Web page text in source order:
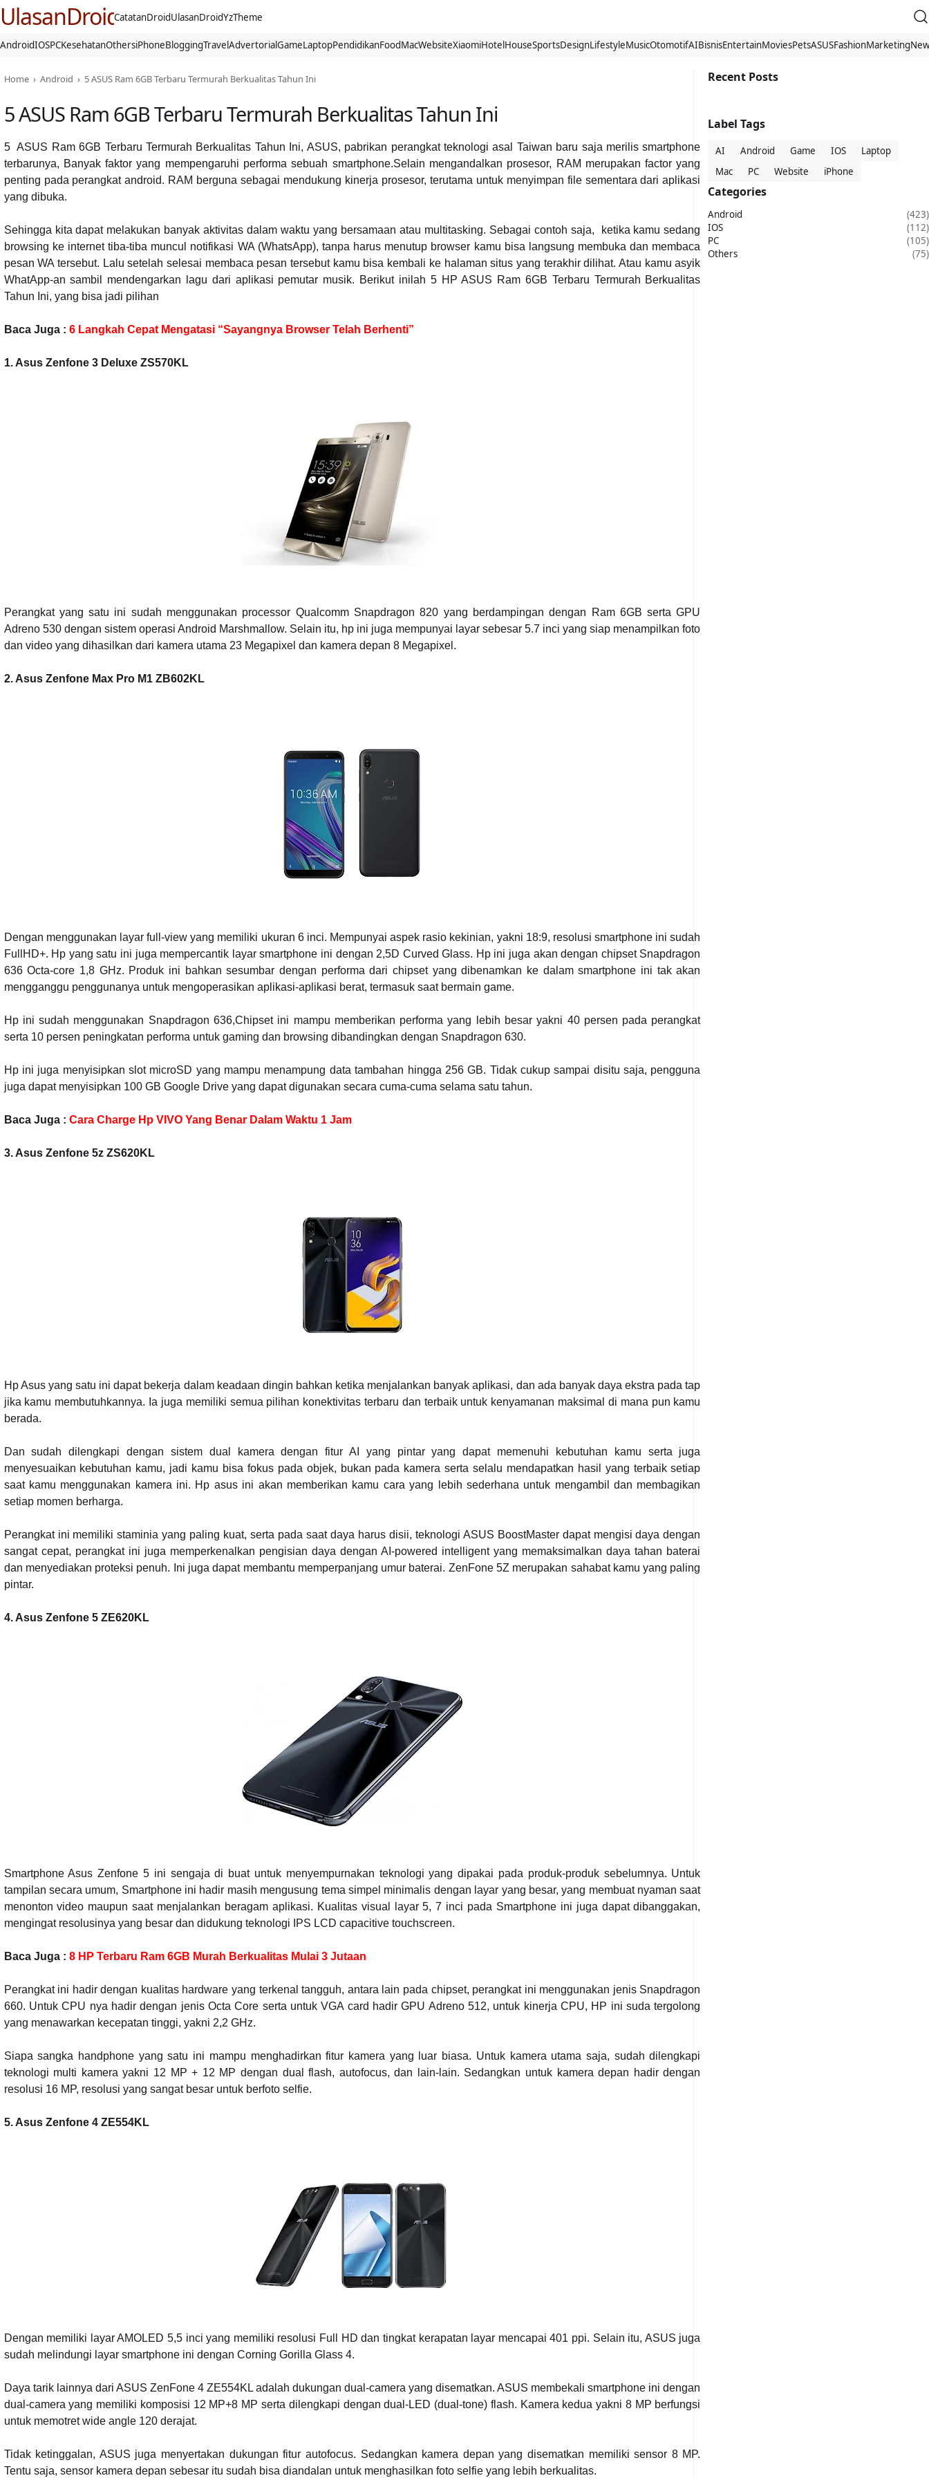
UlasanDroidCatatanDroidUlasanDroidYzTheme
AndroidIOSPCKesehatanOthersiPhoneBloggingTravelAdvertorialGameLaptopPendidikanFoodMacWebsiteXiaomiHotelHouseSportsDesignLifestyleMusicOtomotifAIBisnisEntertainMoviesPetsASUSFashionMarketing
Home › Android › 5 ASUS Ram 6GB Terbaru Termurah Berkualitas Tahun Ini
5 ASUS Ram 6GB Terbaru Termurah Berkualitas Tahun Ini
5 ASUS Ram 6GB Terbaru Termurah Berkualitas Tahun Ini, ASUS, pabrikan perangkat teknologi asal Taiwan baru saja merilis smartphone
terbarunya, Banyak faktor yang mempengaruhi performa sebuah smartphone.Selain mengandalkan prosesor, RAM merupakan factor yang
penting pada perangkat android. RAM berguna sebagai mendukung kinerja prosesor, terutama untuk menyimpan file sementara dari aplikasi
yang dibuka.
Sehingga kita dapat melakukan banyak aktivitas dalam waktu yang bersamaan atau multitasking. Sebagai contoh saja,
ketika kamu sedang
browsing ke internet tiba-tiba muncul notifikasi WA (WhatsApp), tanpa harus menutup browser kamu bisa langsung membuka dan membaca
pesan WA tersebut. Lalu setelah selesai membaca pesan tersebut kamu bisa kembali ke halaman situs yang terakhir dilihat. Atau kamu asyik
WhatApp-an sambil mendengarkan lagu dari aplikasi pemutar musik. Berikut inilah 5 HP ASUS Ram 6GB Terbaru Termurah Berkualitas
Tahun Ini, yang bisa jadi pilihan
Baca Juga : 6 Langkah Cepat Mengatasi “Sayangnya Browser Telah Berhenti”
1. Asus Zenfone 3 Deluxe ZS570KL
Perangkat yang satu ini sudah menggunakan processor Qualcomm Snapdragon 820 yang berdampingan dengan Ram 6GB serta GPU
Adreno 530 dengan sistem operasi Android Marshmallow. Selain itu, hp ini juga mempunyai layar sebesar 5.7 inci yang siap menampilkan foto
dan video yang dihasilkan dari kamera utama 23 Megapixel dan kamera depan 8 Megapixel.
2. Asus Zenfone Max Pro M1 ZB602KL
Dengan menggunakan layar full-view yang memiliki ukuran 6 inci. Mempunyai aspek rasio kekinian, yakni 18:9, resolusi smartphone ini sudah
FullHD+. Hp yang satu ini juga mempercantik layar smartphone ini dengan 2,5D Curved Glass. Hp ini juga akan dengan chipset Snapdragon
636 Octa-core 1,8 GHz. Produk ini bahkan sesumbar dengan performa dari chipset yang dibenamkan ke dalam smartphone ini tak akan
mengganggu penggunanya untuk mengoperasikan aplikasi-aplikasi berat, termasuk saat bermain game.
Hp ini sudah menggunakan Snapdragon 636,Chipset ini mampu memberikan performa yang lebih besar yakni 40 persen pada perangkat
serta 10 persen peningkatan performa untuk gaming dan browsing dibandingkan dengan Snapdragon 630.
Hp ini juga menyisipkan slot microSD yang mampu menampung data tambahan hingga 256 GB. Tidak cukup sampai disitu saja, pengguna
juga dapat menyisipkan 100 GB Google Drive yang dapat digunakan secara cuma-cuma selama satu tahun.
Baca Juga : Cara Charge Hp VIVO Yang Benar Dalam Waktu 1 Jam
3. Asus Zenfone 5z ZS620KL
Hp Asus yang satu ini dapat bekerja dalam keadaan dingin bahkan ketika menjalankan banyak aplikasi, dan ada banyak daya ekstra pada tap
jika kamu membutuhkannya. Ia juga memiliki semua pilihan konektivitas terbaru dan terbaik untuk kenyamanan maksimal di mana pun kamu
berada.
Dan sudah dilengkapi dengan sistem dual kamera dengan fitur AI yang pintar yang dapat memenuhi kebutuhan kamu serta juga
menyesuaikan kebutuhan kamu, jadi kamu bisa fokus pada objek, bukan pada kamera serta selalu mendapatkan hasil yang terbaik setiap
saat kamu menggunakan kamera ini. Hp asus ini akan memberikan kamu cara yang lebih sederhana untuk mengambil dan membagikan
setiap momen berharga.
Perangkat ini memiliki staminia yang paling kuat, serta pada saat daya harus disii, teknologi ASUS BoostMaster dapat mengisi daya dengan
sangat cepat, perangkat ini juga memperkenalkan pengisian daya dengan AI-powered intelligent yang memaksimalkan daya tahan baterai
dan menyediakan proteksi penuh. Ini juga dapat membantu memperpanjang umur baterai. ZenFone 5Z merupakan sahabat kamu yang paling
pintar.
4. Asus Zenfone 5 ZE620KL
Smartphone Asus Zenfone 5 ini sengaja di buat untuk menyempurnakan teknologi yang dipakai pada produk-produk sebelumnya. Untuk
tampilan secara umum, Smartphone ini hadir masih mengusung tema simpel minimalis dengan layar yang besar, yang membuat nyaman saat
menonton video maupun saat menjalankan beragam aplikasi. Kualitas visual layar 5, 7 inci pada Smartphone ini juga dapat dibanggakan,
mengingat resolusinya yang besar dan didukung teknologi IPS LCD capacitive touchscreen.
Baca Juga : 8 HP Terbaru Ram 6GB Murah Berkualitas Mulai 3 Jutaan
Perangkat ini hadir dengan kualitas hardware yang terkenal tangguh, antara lain pada chipset, perangkat ini menggunakan jenis Snapdragon
660. Untuk CPU nya hadir dengan jenis Octa Core serta untuk VGA card hadir GPU Adreno 512, untuk kinerja CPU, HP ini suda tergolong
yang menawarkan kecepatan tinggi, yakni 2,2 GHz.
Siapa sangka handphone yang satu ini mampu menghadirkan fitur kamera yang luar biasa. Untuk kamera utama saja, sudah dilengkapi
teknologi multi kamera yakni 12 MP + 12 MP dengan dual flash, autofocus, dan lain-lain. Sedangkan untuk kamera depan hadir dengan
resolusi 16 MP, resolusi yang sangat besar untuk berfoto selfie.
5. Asus Zenfone 4 ZE554KL
Dengan memiliki layar AMOLED 5,5 inci yang memiliki resolusi Full HD dan tingkat kerapatan layar mencapai 401 ppi. Selain itu, ASUS juga
sudah melindungi layar smartphone ini dengan Corning Gorilla Glass 4.
Daya tarik lainnya dari ASUS ZenFone 4 ZE554KL adalah dukungan dual-camera yang disematkan. ASUS membekali smartphone ini dengan
dual-camera yang memiliki komposisi 12 MP+8 MP serta dilengkapi dengan dual-LED (dual-tone) flash. Kamera kedua yakni 8 MP berfungsi
untuk memotret wide angle 120 derajat.
Tidak ketinggalan, ASUS juga menyertakan dukungan fitur autofocus. Sedangkan kamera depan yang disematkan memiliki sensor 8 MP.
Tentu saja, sensor kamera depan sebesar itu sudah bisa diandalan untuk menghasilkan foto selfie yang lebih berkualitas.
Recent Posts
Label Tags
AI Android Game IOS
Laptop
Mac
PC Website iPhone
Categories
Android
(423)
IOS
(112)
PC
(105)
Others
(75)